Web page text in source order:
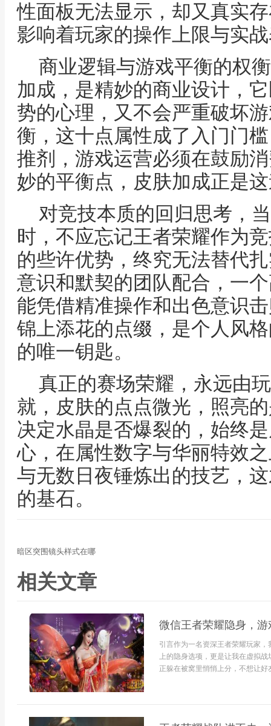
性面板无法显示，却又真实
影响着玩家的操作上限与实
商业逻辑与游戏平衡的权
加成，是精妙的商业设计，
势的心理，又不会严重破坏
衡，这十点属性成了入门门
推剂，游戏运营必须在鼓励
妙的平衡点，皮肤加成正是
对竞技本质的回归思考，
时，不应忘记王者荣耀作为
的些许优势，终究无法替代
意识和默契的团队配合，一
能凭借精准操作和出色意识
锦上添花的点缀，是个人风
的唯一钥匙。
真正的赛场荣耀，永远由
就，皮肤的点点微光，照亮
决定水晶是否爆裂的，始终
心，在属性数字与华丽特效
与无数日夜锤炼出的技艺，
的基石。
暗区突围镜头样式在哪
相关文章
微信王者荣耀隐身，
引言作为一名资深王者荣耀玩家
上的隐身选项，更是让我在虚拟
正躲在被窝里悄悄上分，不想让